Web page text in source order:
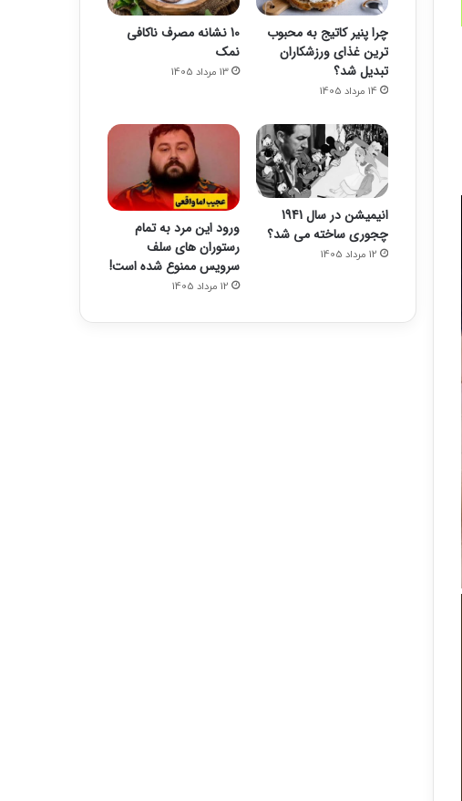
چرا پنیر کاتیج به محبوب
ترین غذای ورزشکاران
تبدیل شد؟
14 مرداد 1405
10 نشانه مصرف ناکافی
نمک
13 مرداد 1405
انیمیشن در سال 1941
چجوری ساخته می شد؟
12 مرداد 1405
ورود این مرد به تمام
رستوران های سلف
سرویس ممنوع شده است!
12 مرداد 1405